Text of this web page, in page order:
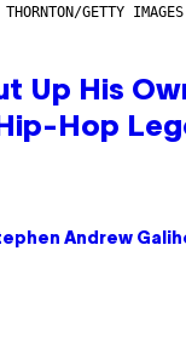
GETTY IMAGES
Up His
Hop
Andrew